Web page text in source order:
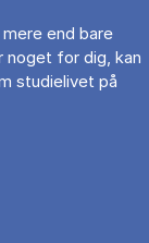
end bare
noget for dig, kan
studielivet på